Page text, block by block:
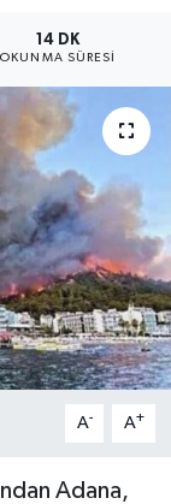
14 DK
OKUNMA SÜRESI
A- A+
Adana,